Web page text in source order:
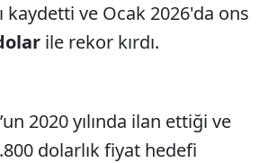
kaydetti ve Ocak 2026'da ons
ile rekor kırdı.
2020 yılında ilan ettiği ve
dolarlık fiyat hedefi